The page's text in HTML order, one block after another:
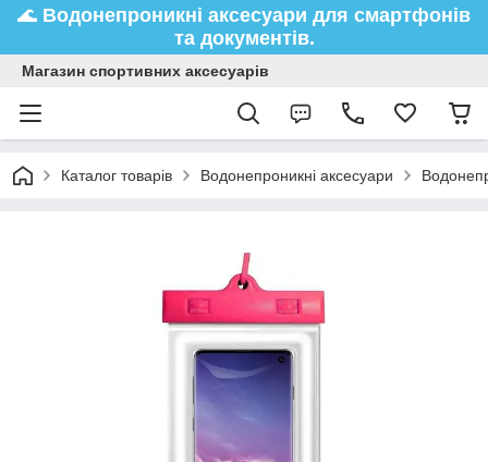
🌊 Водонепроникні аксесуари для смартфонів
та документів.
Магазин спортивних аксесуарів
Каталог товарів Водонепроникні аксесуари